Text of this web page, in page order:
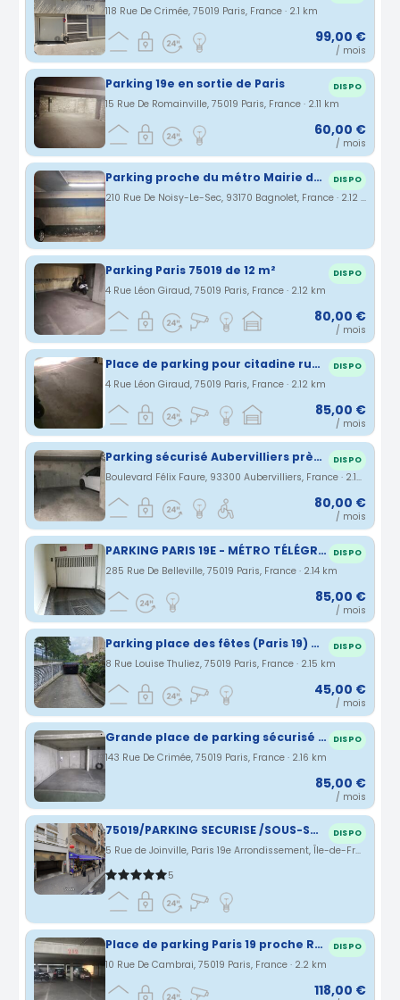
118 Rue De Crimée, 75019 Paris, France · 2.1 km
99,00 €
/ mois
Parking 19e en sortie de Paris DISPO
15 Rue De Romainville, 75019 Paris, France · 2.11 km
60,00 €
/ mois
Parking proche du métro Mairie des Lilas DISPO
210 Rue De Noisy-Le-Sec, 93170 Bagnolet, France · 2.12 km
Parking Paris 75019 de 12 m² DISPO
4 Rue Léon Giraud, 75019 Paris, France · 2.12 km
80,00 €
/ mois
Place de parking pour citadine rue Crimée Léon Giraud DISPO
4 Rue Léon Giraud, 75019 Paris, France · 2.12 km
85,00 €
/ mois
Parking sécurisé Aubervilliers près de porte de la vilette DISPO
Boulevard Félix Faure, 93300 Aubervilliers, France · 2.13 km
80,00 €
/ mois
PARKING PARIS 19E - MÉTRO TÉLÉGRAPHE - RUE DE BELLEVILLE DISPO
285 Rue De Belleville, 75019 Paris, France · 2.14 km
85,00 €
/ mois
Parking place des fêtes (Paris 19) moto scooter 2 roues DISPO
8 Rue Louise Thuliez, 75019 Paris, France · 2.15 km
45,00 €
/ mois
Grande place de parking sécurisé avec borne de recharge DISPO
143 Rue De Crimée, 75019 Paris, France · 2.16 km
85,00 €
/ mois
75019/PARKING SECURISE /SOUS-SOL/SECTEUR FLANDRE-CRIMEE-QUAI DE LA LOIRE/VILETTE/ DISPO
5 Rue de Joinville, Paris 19e Arrondissement, Île-de-France, France · 2.17 km
5
Place de parking Paris 19 proche Rosa Parks et Villette DISPO
10 Rue De Cambrai, 75019 Paris, France · 2.2 km
118,00 €